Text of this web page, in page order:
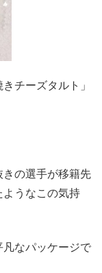
チーズタルト」
きの選手が移籍先
うなこの気持
なパッケージで